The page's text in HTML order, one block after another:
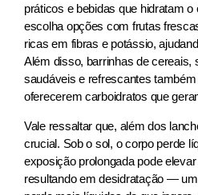
práticos e bebidas que hidratam
escolha opções com frutas
ricas em fibras e potássio,
Além disso, barrinhas de cereais,
saudáveis e refrescantes
oferecerem carboidratos que
Vale ressaltar que, além dos
crucial. Sob o sol, o corpo perde
exposição prolongada pode
resultando em desidratação —